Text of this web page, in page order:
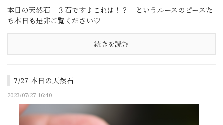
本日の天然石 ３石です♪これは！？ というルースのピースた
ち本日も是非ご覧ください♡
続きを読む
7/27 本日の天然石
2023/07/27 16:40